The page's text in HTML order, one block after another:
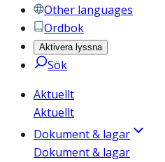
Other languages
Ordbok
Aktivera lyssna
Sök
Aktuellt
Aktuellt
Dokument & lagar
Dokument & lagar